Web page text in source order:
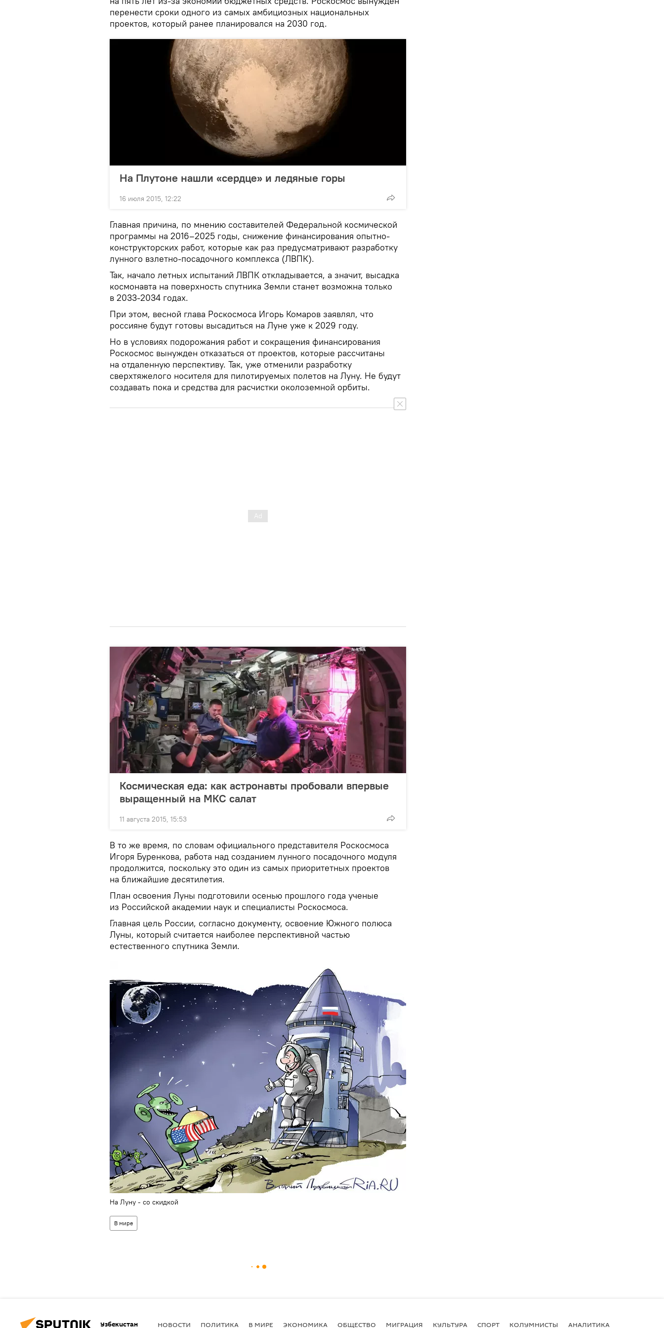
перенести сроки одного из самых амбициозных национальных
проектов, который ранее планировался на 2030 год.
На Плутоне нашли «сердце» и ледяные горы
16 июля 2015, 12:22
Главная причина, по мнению составителей Федеральной космической
программы на 2016–2025 годы, снижение финансирования опытно-
конструкторских работ, которые как раз предусматривают разработку
лунного взлетно-посадочного комплекса (ЛВПК).
Так, начало летных испытаний ЛВПК откладывается, а значит, высадка
космонавта на поверхность спутника Земли станет возможна только
в 2033-2034 годах.
При этом, весной глава Роскосмоса Игорь Комаров заявлял, что
россияне будут готовы высадиться на Луне уже к 2029 году.
Но в условиях подорожания работ и сокращения финансирования
Роскосмос вынужден отказаться от проектов, которые рассчитаны
на отдаленную перспективу. Так, уже отменили разработку
сверхтяжелого носителя для пилотируемых полетов на Луну. Не будут
создавать пока и средства для расчистки околоземной орбиты.
Космическая еда: как астронавты пробовали впервые
выращенный на МКС салат
11 августа 2015, 15:53
В то же время, по словам официального представителя Роскосмоса
Игоря Буренкова, работа над созданием лунного посадочного модуля
продолжится, поскольку это один из самых приоритетных проектов
на ближайшие десятилетия.
План освоения Луны подготовили осенью прошлого года ученые
из Российской академии наук и специалисты Роскосмоса.
Главная цель России, согласно документу, освоение Южного полюса
Луны, который считается наиболее перспективной частью
естественного спутника Земли.
На Луну - со скидкой
В мире
Узбекистан НОВОСТИ ПОЛИТИКА В МИРЕ ЭКОНОМИКА ОБЩЕСТВО МИГРАЦИЯ КУЛЬТУРА СПОРТ КОЛУМНИСТЫ АНАЛИТИКА